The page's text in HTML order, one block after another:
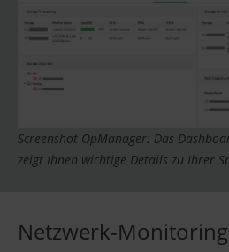
Screenshot OpManager: Das
zeigt Ihnen wichtige Details zu Ihrer
Netzwerk-